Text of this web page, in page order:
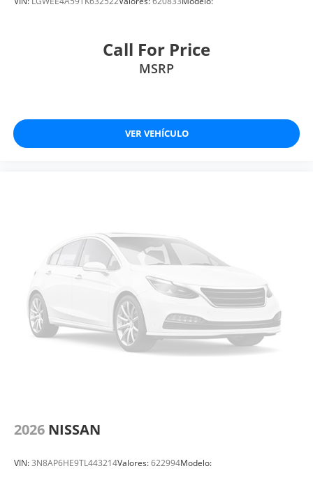
Call For Price
MSRP
VER VEHÍCULO
2026 NISSAN
VIN:3N8AP6HE9TL443214Valores:622994Modelo: